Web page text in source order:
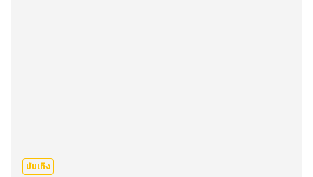
บันเทิง